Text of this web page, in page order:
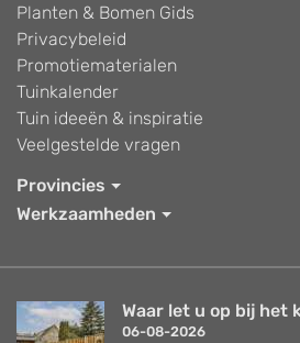
Planten & Bomen Gids
Privacybeleid
Promotiematerialen
Tuinkalender
Tuin ideeën & inspiratie
Veelgestelde vragen
Provincies
Werkzaamheden
Waar let u op bij het
06-08-2026